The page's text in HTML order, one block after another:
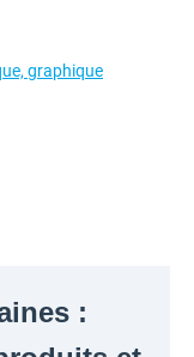
graphique
: